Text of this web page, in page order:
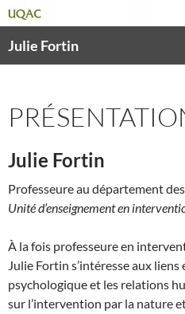
Julie Fortin
Julie Fortin
Professeure au département
Unité d’enseignement en
À la fois professeure en
Julie Fortin s’intéresse aux
psychologique et les relations
sur l’intervention par la nature